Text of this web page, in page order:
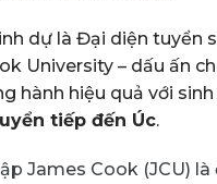
dự là Đại diện
University – dấu ấn
hành hiệu quả với
tiếp đến Úc.
James Cook (JCU)